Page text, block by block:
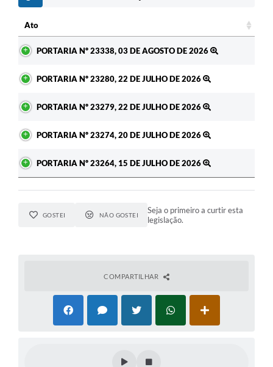
Ato
PORTARIA Nº 23338, 03 DE AGOSTO DE 2026
PORTARIA Nº 23280, 22 DE JULHO DE 2026
PORTARIA Nº 23279, 22 DE JULHO DE 2026
PORTARIA Nº 23274, 20 DE JULHO DE 2026
PORTARIA Nº 23264, 15 DE JULHO DE 2026
GOSTEI NÃO GOSTEI
Seja o primeiro a curtir esta
legislação.
COMPARTILHAR